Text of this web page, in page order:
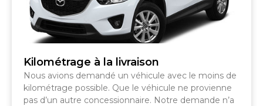
Kilométrage à la livraison
Nous avions demandé un véhicule avec le moins de
kilométrage possible. Que le véhicule ne provienne
pas d’un autre concessionnaire. Notre demande n’a